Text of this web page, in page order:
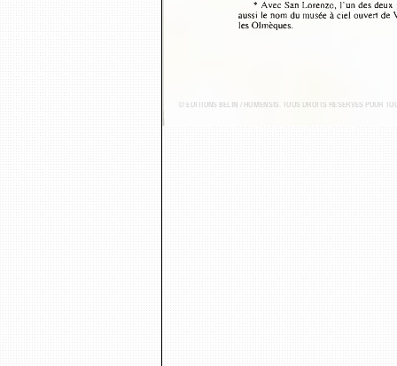
* Avec San Lorenzo, l’un des
aussi le nom du musée à ciel ouvert
les Olmèques.
© ÉDITIONS BELIN / HUMENSIS. TOUS DROITS RÉSERVÉS POUR